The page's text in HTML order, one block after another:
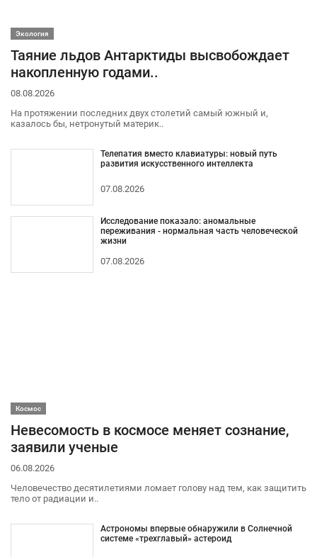
Экология
Таяние льдов Антарктиды высвобождает
накопленную годами..
08.08.2026
На протяжении последних двух столетий самый южный и,
казалось бы, нетронутый материк..
Телепатия вместо клавиатуры: новый путь
развития искусственного интеллекта
07.08.2026
Исследование показало: аномальные
переживания - нормальная часть человеческой
жизни
07.08.2026
Космос
Невесомость в космосе меняет сознание,
заявили ученые
06.08.2026
Человечество десятилетиями ломает голову над тем, как защитить
тело от радиации и..
Астрономы впервые обнаружили в Солнечной
системе «трехглавый» астероид